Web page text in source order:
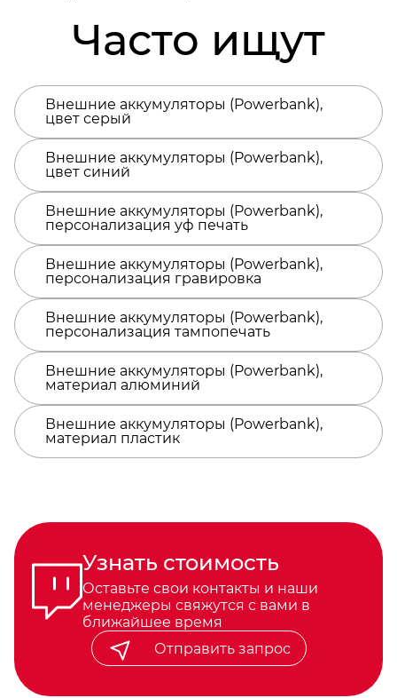
Часто ищут
Внешние аккумуляторы (Powerbank),
цвет серый
Внешние аккумуляторы (Powerbank),
цвет синий
Внешние аккумуляторы (Powerbank),
персонализация уф печать
Внешние аккумуляторы (Powerbank),
персонализация гравировка
Внешние аккумуляторы (Powerbank),
персонализация тампопечать
Внешние аккумуляторы (Powerbank),
материал алюминий
Внешние аккумуляторы (Powerbank),
материал пластик
Узнать стоимость
Оставьте свои контакты и наши
менеджеры свяжутся с вами в
ближайшее время
Отправить запрос